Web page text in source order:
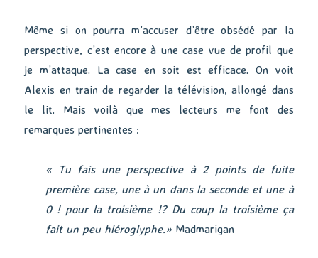
Même si on pourra m’accuser d’être obsédé par la
perspective, c’est encore à une case vue de profil que
je m’attaque. La case en soit est efficace. On voit
Alexis en train de regarder la télévision, allongé dans
le lit. Mais voilà que mes lecteurs me font des
remarques pertinentes :
« Tu fais une perspective à 2 points de fuite
première case, une à un dans la seconde et une à
0 ! pour la troisième !? Du coup la troisième ça
fait un peu hiéroglyphe.» Madmarigan